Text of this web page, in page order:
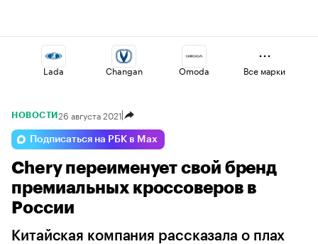
Lada Changan Omoda
Volga Haval
Geely Esteo Voyah
Все марки
НОВОСТИ 26 августа 2021
Подписаться на РБК в Max
Chery переименует свой бренд
премиальных кроссоверов в
России
Китайская компания рассказала о плах